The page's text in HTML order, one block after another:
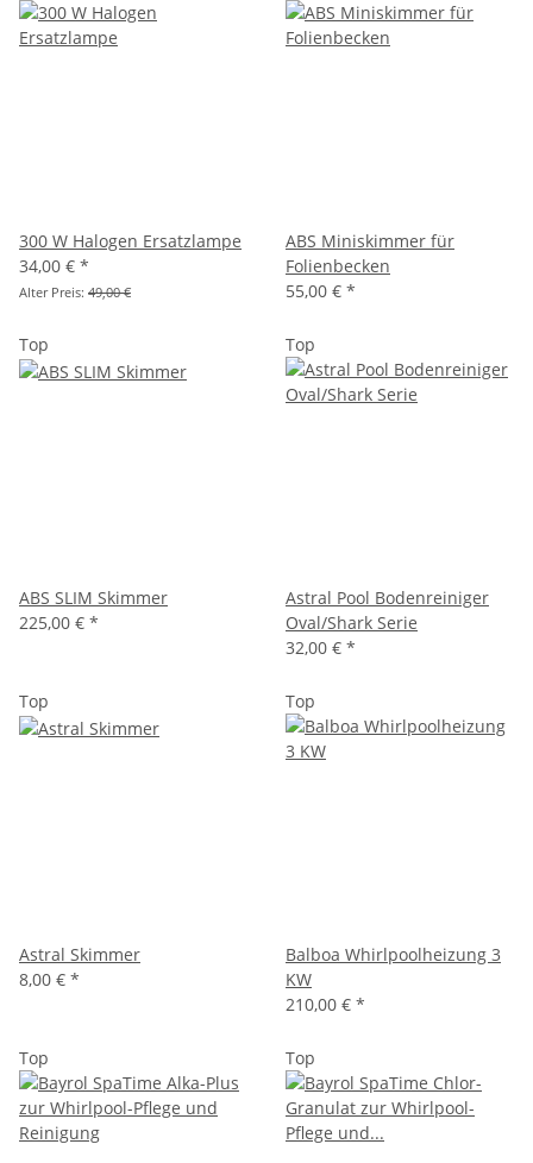
300 W Halogen Ersatzlampe
34,00 € *
Alter Preis: 49,00 €
ABS Miniskimmer für
Folienbecken
55,00 € *
Top
ABS SLIM Skimmer
225,00 € *
Top
Astral Pool Bodenreiniger
Oval/Shark Serie
32,00 € *
Top
Astral Skimmer
8,00 € *
Top
Balboa Whirlpoolheizung 3
KW
210,00 € *
Top Top